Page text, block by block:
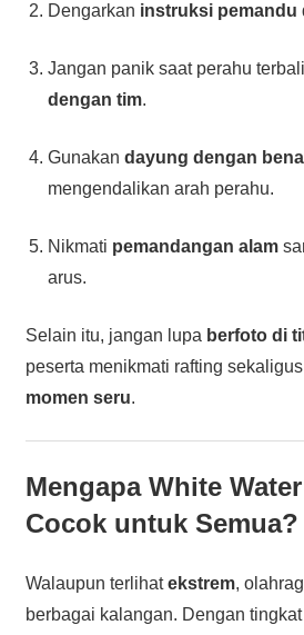
Dengarkan instruksi pemandu
Jangan panik saat perahu
dengan tim.
Gunakan dayung dengan
mengendalikan arah perahu.
Nikmati pemandangan alam
arus.
Selain itu, jangan lupa berfoto di
peserta menikmati rafting sekaligus
momen seru.
Mengapa White
Cocok untuk Semua?
Walaupun terlihatekstrem,
berbagai kalangan. Dengan